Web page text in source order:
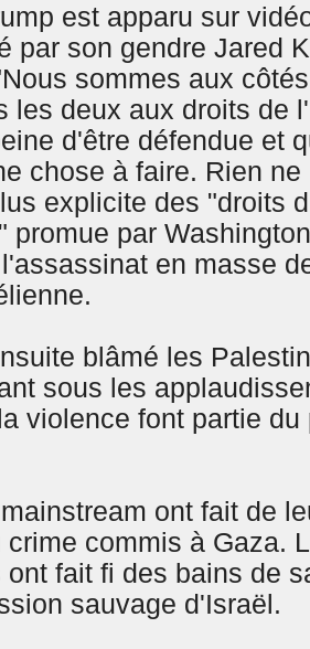
est apparu sur
par son gendre Jared
sommes aux
les deux aux droits de
d'être défendue et
chose à faire. Rien
explicite des "droits
promue par
en masse
blâmé les
sous les
violence font partie
ont fait de
crime commis à Gaza.
ont fait fi des bains de
sauvage d'Israël.